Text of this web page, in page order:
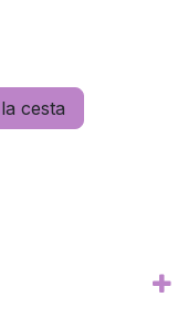
cesta